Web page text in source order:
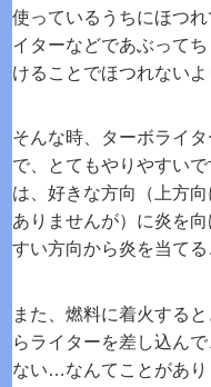
使っているうちにほつ
イターなどであぶって
けることでほつれない
そんな時、ターボライ
で、とてもやりやすい
は、好きな方向（上方
ありませんが）に炎を
すい方向から炎を当てる
また、燃料に着火する
らライターを差し込ん
ない…なんてことがあり